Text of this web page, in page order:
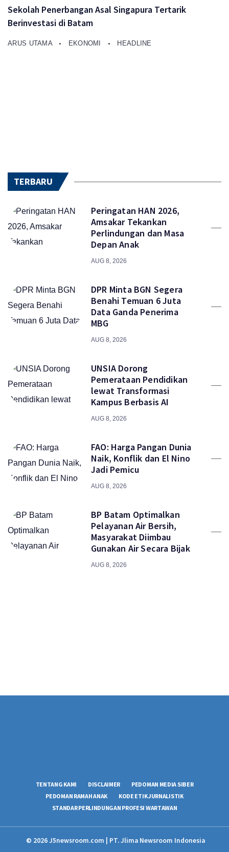
Sekolah Penerbangan Asal Singapura Tertarik
Berinvestasi di Batam
ARUS UTAMA EKONOMI HEADLINE
TERBARU
Peringatan HAN 2026,
Amsakar Tekankan
Perlindungan dan Masa
Depan Anak
AUG 8, 2026
DPR Minta BGN Segera
Benahi Temuan 6 Juta
Data Ganda Penerima
MBG
AUG 8, 2026
UNSIA Dorong
Pemerataan Pendidikan
lewat Transformasi
Kampus Berbasis AI
AUG 8, 2026
FAO: Harga Pangan Dunia
Naik, Konflik dan El Nino
Jadi Pemicu
AUG 8, 2026
BP Batam Optimalkan
Pelayanan Air Bersih,
Masyarakat Diimbau
Gunakan Air Secara Bijak
AUG 8, 2026
TENTANG KAMI DISCLAIMER
PEDOMAN MEDIA SIBER
PEDOMAN RAMAH ANAK
KODE ETIK JURNALISTIK
STANDAR PERLINDUNGAN PROFESI WARTAWAN
© 2026 J5newsroom.com | PT. Jlima Newsroom Indonesia